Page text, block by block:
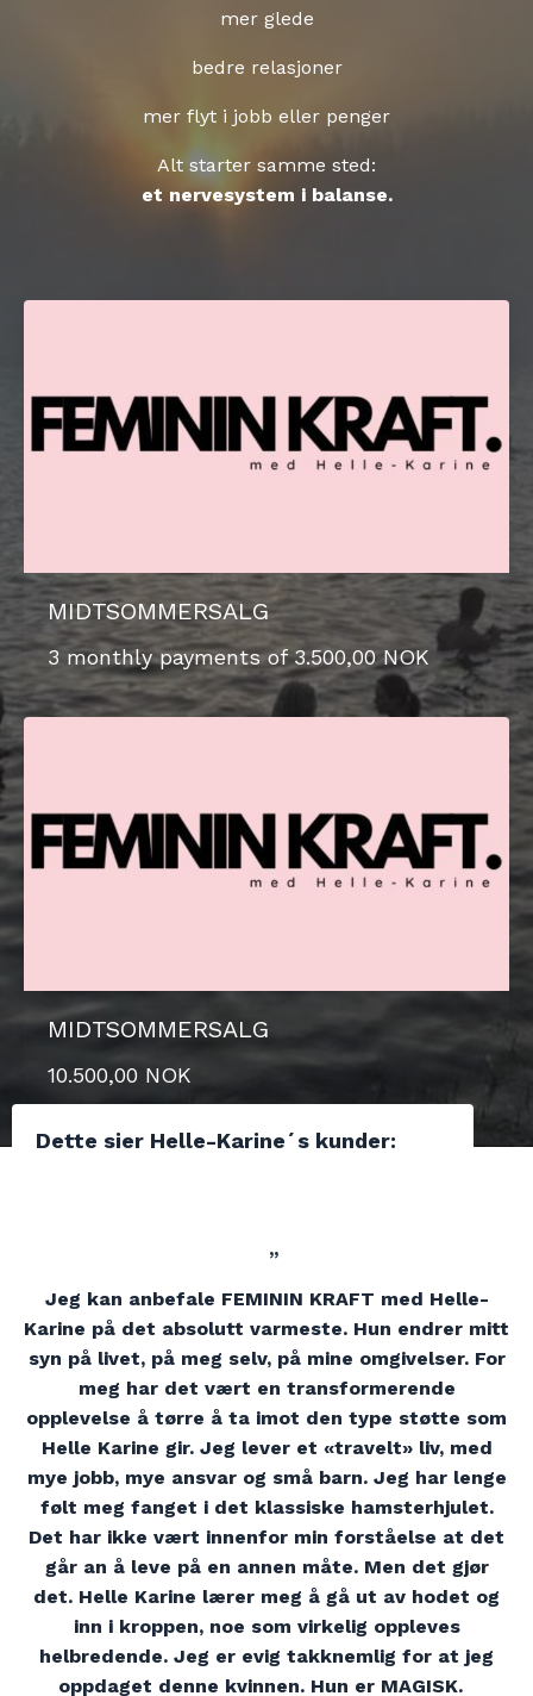
mer glede
bedre relasjoner
mer flyt i jobb eller penger
Alt starter samme sted:
et nervesystem i balanse.
MIDTSOMMERSALG
3 monthly payments of 3.500,00 NOK
MIDTSOMMERSALG
10.500,00 NOK
Dette sier Helle-Karine´s kunder:
”
Jeg kan anbefale FEMININ KRAFT med Helle-
Karine på det absolutt varmeste. Hun endrer mitt
syn på livet, på meg selv, på mine omgivelser. For
meg har det vært en transformerende
opplevelse å tørre å ta imot den type støtte som
Helle Karine gir. Jeg lever et «travelt» liv, med
mye jobb, mye ansvar og små barn. Jeg har lenge
følt meg fanget i det klassiske hamsterhjulet.
Det har ikke vært innenfor min forståelse at det
går an å leve på en annen måte. Men det gjør
det. Helle Karine lærer meg å gå ut av hodet og
inn i kroppen, noe som virkelig oppleves
helbredende. Jeg er evig takknemlig for at jeg
oppdaget denne kvinnen. Hun er MAGISK.